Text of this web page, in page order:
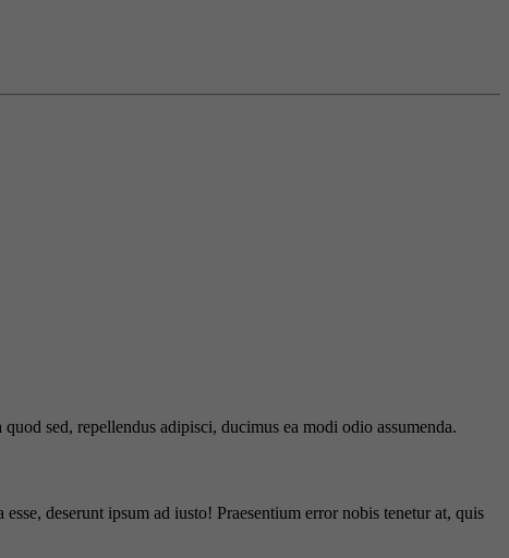
sed, repellendus adipisci, ducimus ea modi odio assumenda.
deserunt ipsum ad iusto! Praesentium error nobis tenetur at, quis